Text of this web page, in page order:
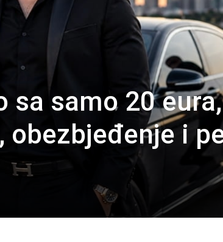
sa samo 20 eura,
obezbjeđenje i